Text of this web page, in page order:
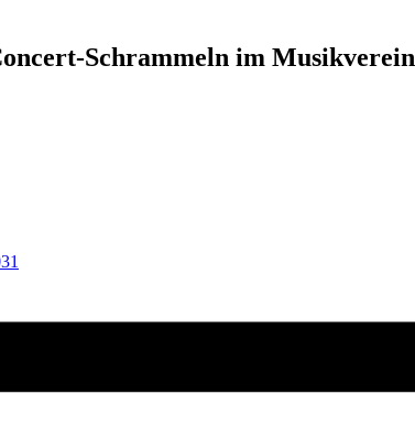
Schrammeln im Musikverein